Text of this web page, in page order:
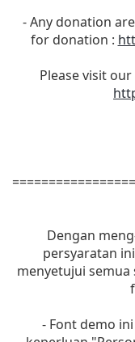
- Any donation
for donation :
Please visit
Dengan
persyaratan
menyetujui
- Font demo